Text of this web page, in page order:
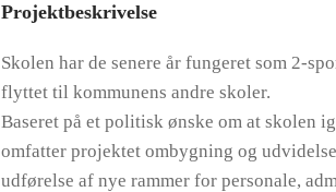
Projektbeskrivelse
Skolen har de senere år fungeret som 2-
flyttet til kommunens andre skoler.
Baseret på et politisk ønske om at skolen
omfatter projektet ombygning og
udførelse af nye rammer for personale,